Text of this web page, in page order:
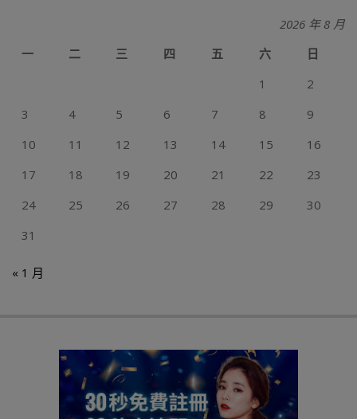
2026 年 8 月
一
二 三 四 五 六
日
1
2
3
4 5 6 7 8
9
10
11 12 13 14 15
16
17
18 19 20 21 22
23
24
25 26 27 28 29
30
31
« 1 月